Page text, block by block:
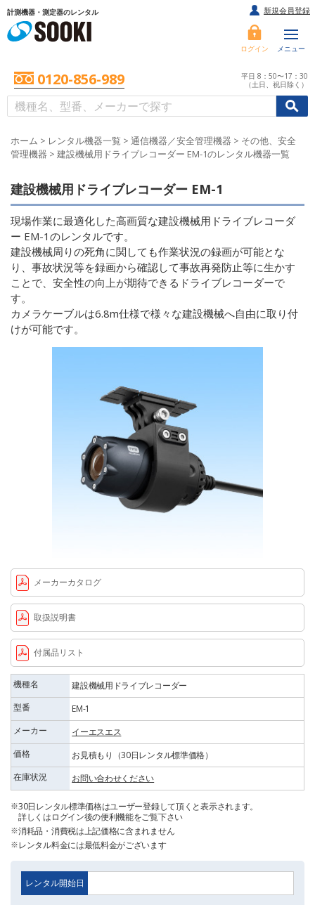
計測機器・測定器のレンタル
ログイン メニュー
0120-856-989
平日 8：50〜17：30
（土日、祝日除く）
//
新規会員登録
ホーム > レンタル機器一覧 > 通信機器／安全管理機器 > その他、安全
管理機器 > 建設機械用ドライブレコーダー EM-1のレンタル機器一覧
建設機械用ドライブレコーダー EM-1
現場作業に最適化した高画質な建設機械用ドライブレコーダ
ー EM-1のレンタルです。
建設機械周りの死角に関しても作業状況の録画が可能とな
り、事故状況等を録画から確認して事故再発防止等に生かす
ことで、安全性の向上が期待できるドライブレコーダーで
す。
カメラケーブルは6.8m仕様で様々な建設機械へ自由に取り付
けが可能です。
メーカーカタログ
取扱説明書
付属品リスト
機種名
建設機械用ドライブレコーダー
型番
EM-1
メーカー
イーエスエス
価格
お見積もり（30日レンタル標準価格）
在庫状況
お問い合わせください
30日レンタル標準価格はユーザー登録して頂くと表示されます。
詳しくはログイン後の便利機能をご覧下さい
消耗品・消費税は上記価格に含まれません
レンタル料金には最低料金がございます
レンタル開始日